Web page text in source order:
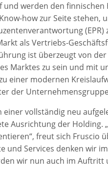
und werden den
how zur Seite stehen,
als Vertriebs-
ist überzeugt von
Marktes zu sein und mit
einer modernen
der
einer vollständig neu
Ausrichtung der Holding.
freut sich Fruscio
und Services denken wir
wir nun auch im